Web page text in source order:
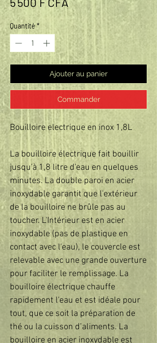
Quantité *
Ajouter au panier
Commander
Bouilloire electrique en inox 1,8L
La bouilloire électrique fait bouillir
jusqu'à 1,8 litre d'eau en quelques
minutes. La double paroi en acier
inoxydable garantit que l'extérieur
de la bouilloire ne brûle pas au
toucher. L'Intérieur est en acier
inoxydable (pas de plastique en
contact avec l'eau), le couvercle est
relevable avec une grande ouverture
pour faciliter le remplissage. La
bouilloire électrique chauffe
rapidement l'eau et est idéale pour
tout, que ce soit la préparation de
thé ou la cuisson d’aliments. La
bouilloire en acier inoxydable est